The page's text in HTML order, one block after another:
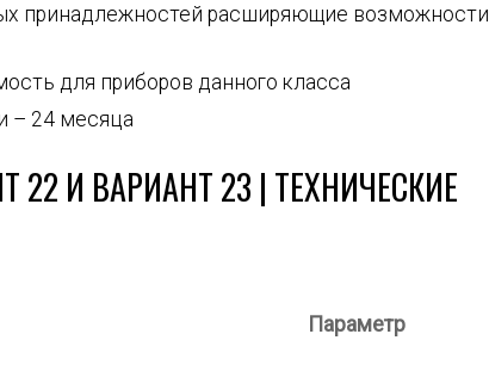
принадлежностей расширяющие возможности
для приборов данного класса
– 24 месяца
И ВАРИАНТ 23 | ТЕХНИЧЕСКИЕ
Параметр